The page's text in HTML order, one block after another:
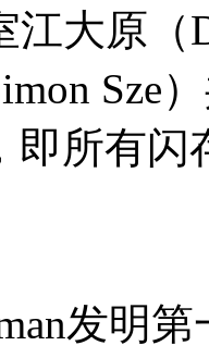
江大原（
Sze
即所有闪
发明